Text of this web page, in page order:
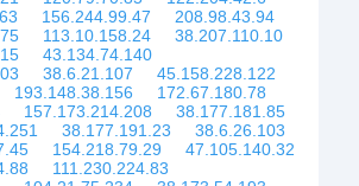
156.244.99.47
208.98.43.94
113.10.158.24
38.207.110.10
43.134.74.140
38.6.21.107
45.158.228.122
193.148.38.156
172.67.180.78
157.173.214.208
38.177.181.85
38.177.191.23
38.6.26.103
154.218.79.29
47.105.140.32
111.230.224.83